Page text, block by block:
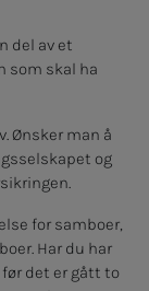
del av et
som skal ha
Ønsker man å
og
for samboer,
Har du har
det er gått to